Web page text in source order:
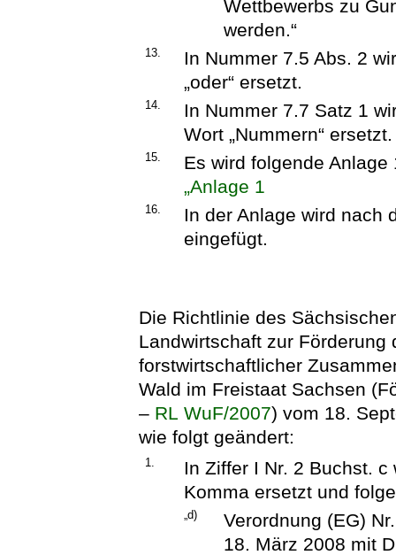
Wettbewerbs zu
werden.“
13.
In Nummer 7.5 Abs. 2
„oder“ ersetzt.
14.
In Nummer 7.7 Satz 1
Wort „Nummern“ ersetzt.
15.
Es wird folgende Anlage
„Anlage 1
16.
In der Anlage wird nach
eingefügt.
Die Richtlinie des
Landwirtschaft zur Förderung
forstwirtschaftlicher
Wald im Freistaat Sachsen
– RL WuF/2007) vom 18.
wie folgt geändert:
1.
In Ziffer I Nr. 2 Buchst.
Komma ersetzt und
„d)
Verordnung (EG)
18. März 2008 mit